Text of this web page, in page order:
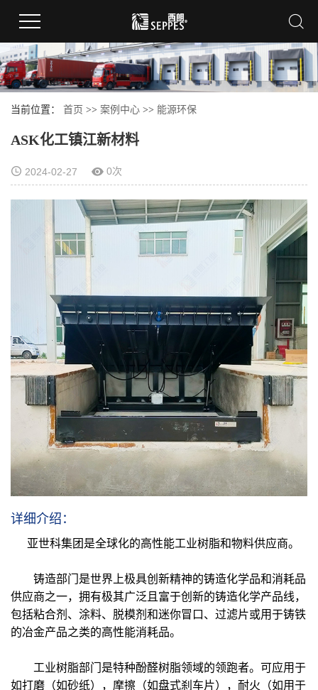
当前位置： 首页 >> 案例中心 >> 能源环保
ASK化工镇江新材料
2024-02-27 0次
详细介绍：
亚世科集团是全球化的高性能工业树脂和物料供应商。
铸造部门是世界上极具创新精神的铸造化学品和消耗品
供应商之一，拥有极其广泛且富于创新的铸造化学产品线，
包括粘合剂、涂料、脱模剂和迷你冒口、过滤片或用于铸铁
的冶金产品之类的高性能消耗品。
工业树脂部门是特种酚醛树脂领域的领跑者。可应用于
如打磨（如砂纸），摩擦（如盘式刹车片），耐火（如用于